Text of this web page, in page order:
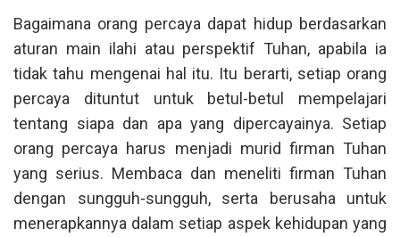
Bagaimana orang percaya dapat hidup berdasarkan
aturan main ilahi atau perspektif Tuhan, apabila ia
tidak tahu mengenai hal itu. Itu berarti, setiap orang
percaya dituntut untuk betul-betul mempelajari
tentang siapa dan apa yang dipercayainya. Setiap
orang percaya harus menjadi murid firman Tuhan
yang serius. Membaca dan meneliti firman Tuhan
dengan sungguh-sungguh, serta berusaha untuk
menerapkannya dalam setiap aspek kehidupan yang